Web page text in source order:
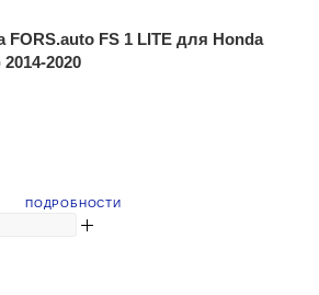
FORS.auto FS 1 LITE для Honda
2020
ПОДРОБНОСТИ